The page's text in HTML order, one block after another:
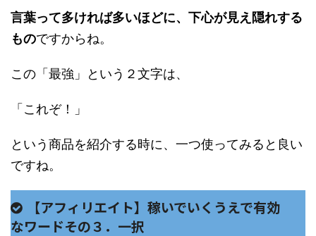
言葉って多ければ多いほどに、下心が見え隠れする
ものですからね。
この「最強」という２文字は、
「これぞ！」
という商品を紹介する時に、一つ使ってみると良い
ですね。
【アフィリエイト】稼いでいくうえで有効
なワードその３．一択